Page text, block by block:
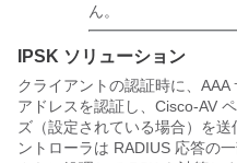
ん。
IPSK ソリューション
クライアントの認証時に、
アドレスを認証し、Cisco-AV
ズ（設定されている場合）を送
ントローラは RADIUS 応答の